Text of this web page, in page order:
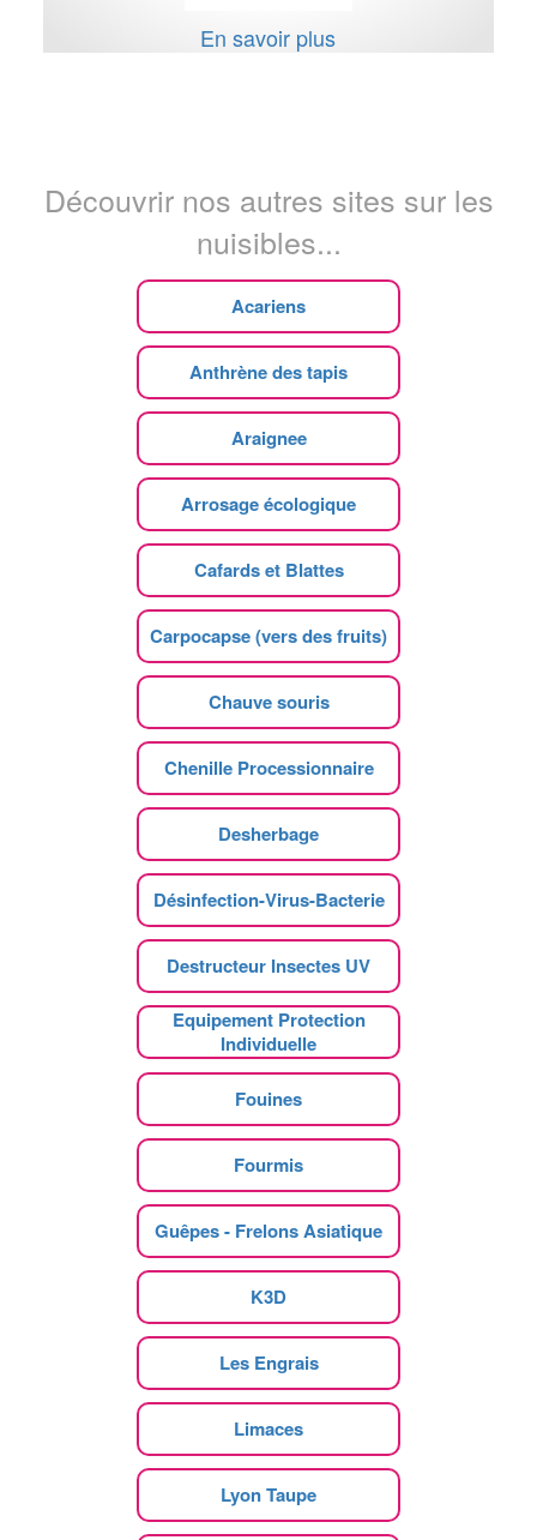
En savoir plus
Découvrir nos autres sites sur les
nuisibles...
Acariens
Anthrène des tapis
Araignee
Arrosage écologique
Cafards et Blattes
Carpocapse (vers des fruits)
Chauve souris
Chenille Processionnaire
Desherbage
Désinfection-Virus-Bacterie
Destructeur Insectes UV
Equipement Protection
Individuelle
Fouines
Fourmis
Guêpes - Frelons Asiatique
K3D
Les Engrais
Limaces
Lyon Taupe